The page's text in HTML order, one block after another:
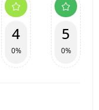
4
0%
5
0%